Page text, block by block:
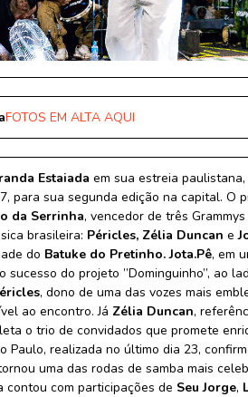
FOTOS EM ALTA AQUI
Estaiada em sua estreia paulistana,
para sua segunda edição na capital. O
da Serrinha, vencedor de três
brasileira: Péricles, Zélia Duncan e
do Batuke do Pretinho. Jota.Pê, em
sucesso do projeto ”Dominguinho”, ao
, dono de uma das vozes mais
ao encontro. Já Zélia Duncan,
o trio de convidados que promete
Paulo, realizada no último dia 23,
uma das rodas de samba mais
contou com participações de Seu Jorge,